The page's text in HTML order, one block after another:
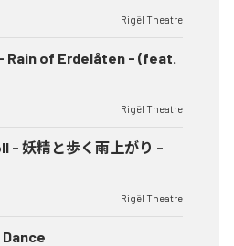
Rigël Theatre
Rain of Erdelåten - (feat.
Rigël Theatre
- 妖精と歩く雨上がり -
Rigël Theatre